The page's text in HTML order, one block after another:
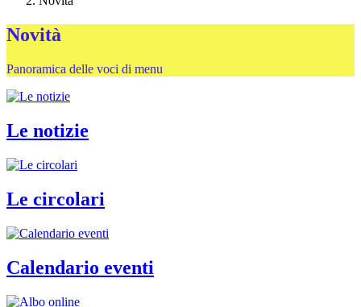
Novità
Panoramica delle voci di menu
Le notizie
Le circolari
Calendario eventi